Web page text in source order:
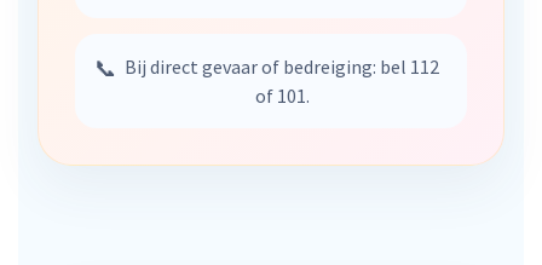
📞 Bij direct gevaar of bedreiging: bel 112
of 101.